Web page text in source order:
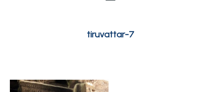
tiruvattar-7